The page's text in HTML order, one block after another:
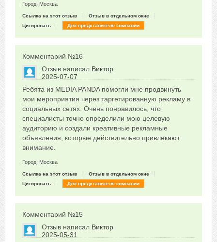
Город: Москва
Ссылка на этот отзыв
Отзыв в отдельном окне
Цитировать
Для представителя компании
Комментарий №16
Отзыв написал Виктор
2025-07-07
0
Сказать друзьям об отзыве
Ребята из MEDIA PANDA помогли мне продвинуть
мои мероприятия через таргетированную рекламу в
социальных сетях. Очень понравилось, что
специалисты точно определили мою целевую
аудиторию и создали креативные рекламные
объявления, которые действительно привлекают
внимание.
Город: Москва
Ссылка на этот отзыв
Отзыв в отдельном окне
Цитировать
Для представителя компании
Комментарий №15
Отзыв написал Виктор
2025-05-31